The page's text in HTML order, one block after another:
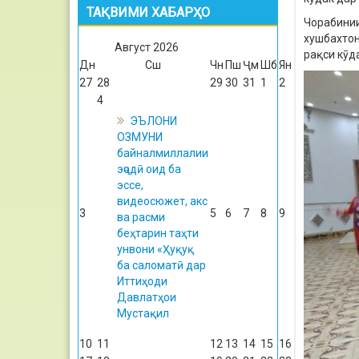
ТАҚВИМИ ХАБАРҲО
Август 2026
Дн
Сш Чн Пш Ҷм ШбЯн
27 28 29 30 31 1 2
3
4
ЭЪЛОНИ
ОЗМУНИ
байналмиллалии
эҷодӣ оид ба
эссе,
видеосюжет, акс
ва расми
беҳтарин таҳти
унвони «Ҳуқуқ
ба саломатӣ дар
Иттиҳоди
Давлатҳои
Мустақил
5 6 7 8 9
10 11 12 13 14 15 16
рақси